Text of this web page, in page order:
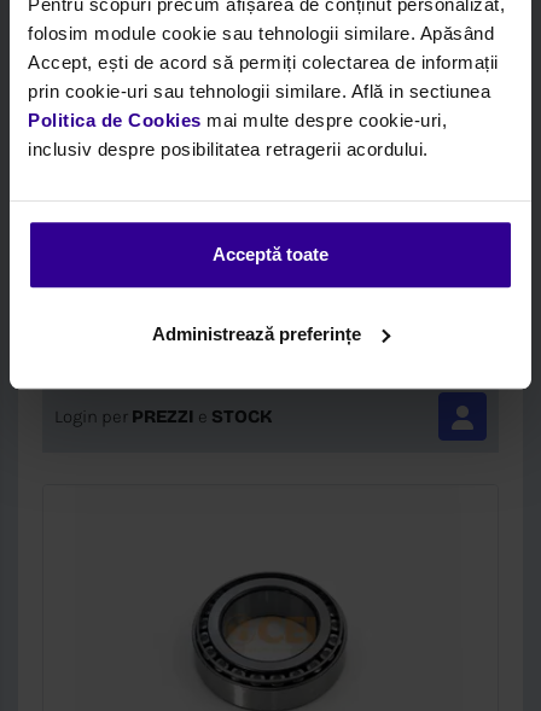
Pentru scopuri precum afișarea de conținut personalizat,
folosim module cookie sau tehnologii similare. Apăsând
Accept, ești de acord să permiți colectarea de informații
prin cookie-uri sau tehnologii similare. Află in sectiunea
Politica de Cookies mai multe despre cookie-uri,
inclusiv despre posibilitatea retragerii acordului.
Acceptă toate
Administrează preferințe
Código: CEI133101
PRET SPECIAL-DIFFERENTIAL SPIDER
Cei
Login per PREZZI e STOCK